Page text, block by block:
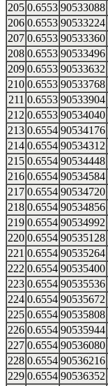
205 0.6553 90533088
206 0.6553 90533224
207 0.6553 90533360
208 0.6553 90533496
209 0.6553 90533632
210 0.6553 90533768
211 0.6553 90533904
212 0.6553 90534040
213 0.6554 90534176
214 0.6554 90534312
215 0.6554 90534448
216 0.6554 90534584
217 0.6554 90534720
218 0.6554 90534856
219 0.6554 90534992
220 0.6554 90535128
221 0.6554 90535264
222 0.6554 90535400
223 0.6554 90535536
224 0.6554 90535672
225 0.6554 90535808
226 0.6554 90535944
227 0.6554 90536080
228 0.6554 90536216
229 0.6554 90536352